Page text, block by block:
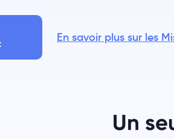
En savoir plus sur les
Un